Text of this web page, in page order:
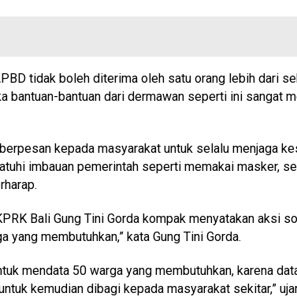
tidak boleh diterima oleh satu orang lebih dari
bantuan-bantuan dari dermawan seperti ini sangat
kepada masyarakat untuk selalu menjaga
imbauan pemerintah seperti memakai masker,
Bali Gung Tini Gorda kompak menyatakan aksi
membutuhkan,” kata Gung Tini Gorda.
mendata 50 warga yang membutuhkan, karena
kemudian dibagi kepada masyarakat sekitar,”